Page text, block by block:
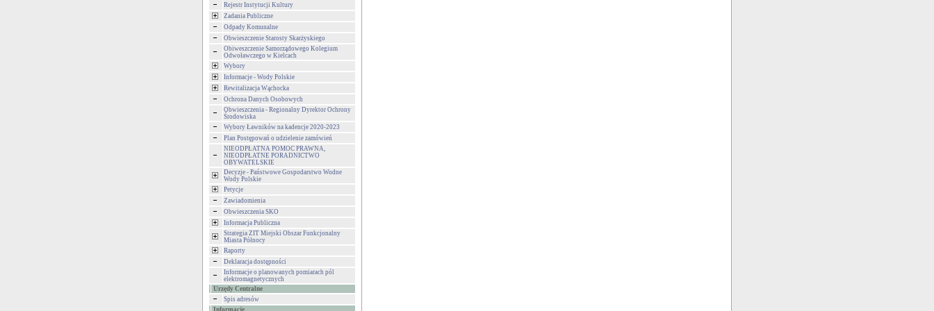
Rejestr Instytucji Kultury
Zadania Publiczne
Odpady Komunalne
Obwieszczenie Starosty Skarżyskiego
Obiweszczenie Samorządowego Kolegium
Odwoławczego w Kielcach
Wybory
Informacje - Wody Polskie
Rewitalizacja Wąchocka
Ochrona Danych Osobowych
Obwieszczenia - Regionalny Dyrektor Ochrony
Środowiska
Wybory Ławników na kadencje 2020-2023
Plan Postępowań o udzielenie zamówień
NIEODPŁATNA POMOC PRAWNA,
NIEODPŁATNE PORADNICTWO
OBYWATELSKIE
Decyzje - Państwowe Gospodarstwo Wodne
Wody Polskie
Petycje
Zawiadomienia
Obwieszczenia SKO
Informacja Publiczna
Strategia ZIT Miejski Obszar Funkcjonalny
Miasta Północy
Raporty
Deklaracja dostępności
Informacje o planowanych pomiarach pól
elektromagnetycznych
Urzędy Centralne
Spis adresów
Informacje